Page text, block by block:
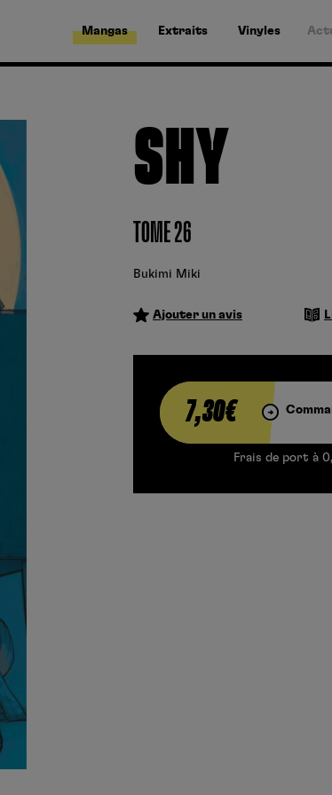
Mangas Extraits Vinyles
SHY
TOME 26
Bukimi Miki
Ajouter un avis
7,30€
Frais de port à